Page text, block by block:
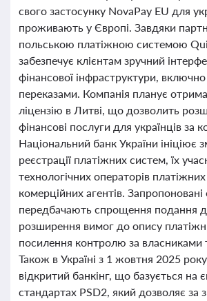
свого застосунку NovaPay EU для
проживають у Європі. Завдяки
польською платіжною системою
забезпечує клієнтам зручний
фінансової інфраструктури, включно
переказами. Компанія планує
ліцензію в Литві, що дозволить
фінансові послуги для українців за
Національний банк України ініціює
реєстрації платіжних систем, їх
технологічних операторів
комерційних агентів.
передбачають спрощення подання
розширення вимог до опису
посилення контролю за власниками
Також в Україні з 1 жовтня 2025
відкритий банкінг, що базується на
стандартах PSD2, який дозволяє за